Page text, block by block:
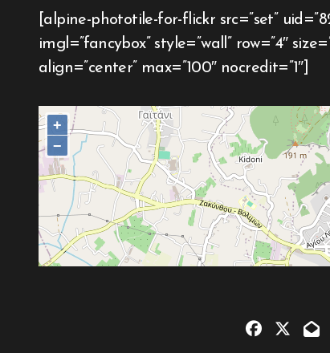
[alpine-phototile-for-flickr src=”set” uid=”82298014@N02″ sid=”72157633617191033″
imgl=”fancybox” style=”wall” row=”4″
align=”center” max=”100″ nocredit=”1″]